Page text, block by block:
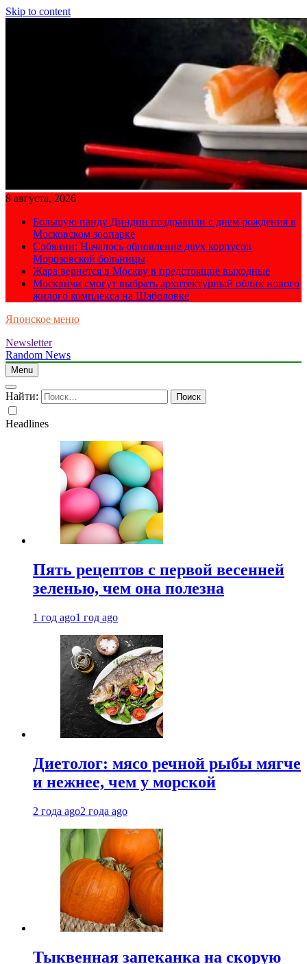
Skip to content
8 августа, 2026
Большую панду Диндин поздравили с днем рождения в
Московском зоопарке
Собянин: Началось обновление двух корпусов
Морозовской больницы
Жара вернется в Москву в предстоящие выходные
Москвичи смогут выбрать архитектурный облик нового
жилого комплекса на Шаболовке
Японское меню
Newsletter
Random News
Menu
Найти:
Headlines
Пять рецептов с первой весенней
зеленью, чем она полезна
1 год ago1 год ago
Диетолог: мясо речной рыбы мягче
и нежнее, чем у морской
2 года ago2 года ago
Тыквенная запеканка на скорую